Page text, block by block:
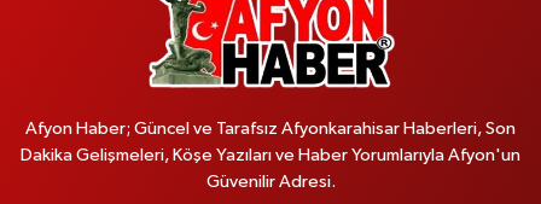
Afyon Haber; Güncel ve Tarafsız Afyonkarahisar Haberleri, Son
Dakika Gelişmeleri, Köşe Yazıları ve Haber Yorumlarıyla Afyon'un
Güvenilir Adresi.